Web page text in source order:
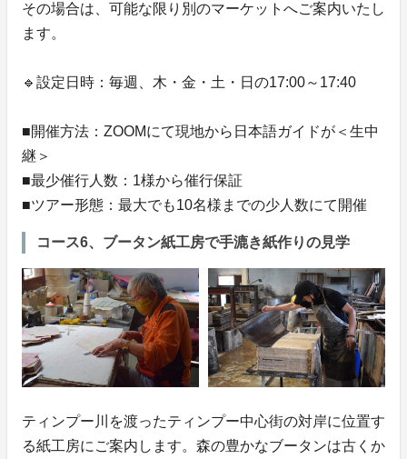
その場合は、可能な限り別のマーケットへご案内いたし
ます。
🔹設定日時：毎週、木・金・土・日の17:00～17:40
■開催方法：ZOOMにて現地から日本語ガイドが＜生中
継＞
■最少催行人数：1様から催行保証
■ツアー形態：最大でも10名様までの少人数にて開催
コース6、ブータン紙工房で手漉き紙作りの見学
ティンプー川を渡ったティンプー中心街の対岸に位置す
る紙工房にご案内します。森の豊かなブータンは古くか